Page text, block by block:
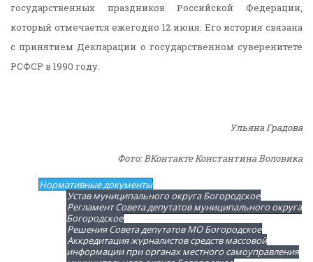
государственных праздников Российской Федерации,
который отмечается ежегодно 12 июня. Его история связана
с принятием Декларации о государственном суверенитете
РСФСР в 1990 году.
Ульяна Градова
Фото: ВКонтакте Константина Воловика
Нормативные документы
Устав муниципального округа Богородское
Регламент Совета депутатов муниципального округа
Богородское
Решения Совета депутатов МО Богородское
Аккредитация журналистов средств массовой
информации при органах местного самоуправления